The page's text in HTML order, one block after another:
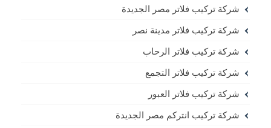
شركة تركيب فلاتر مصر الجديدة
شركة تركيب فلاتر مدينة نصر
شركة تركيب فلاتر الرحاب
شركة تركيب فلاتر التجمع
شركة تركيب فلاتر العبور
شركة تركيب انتركم مصر الجديدة